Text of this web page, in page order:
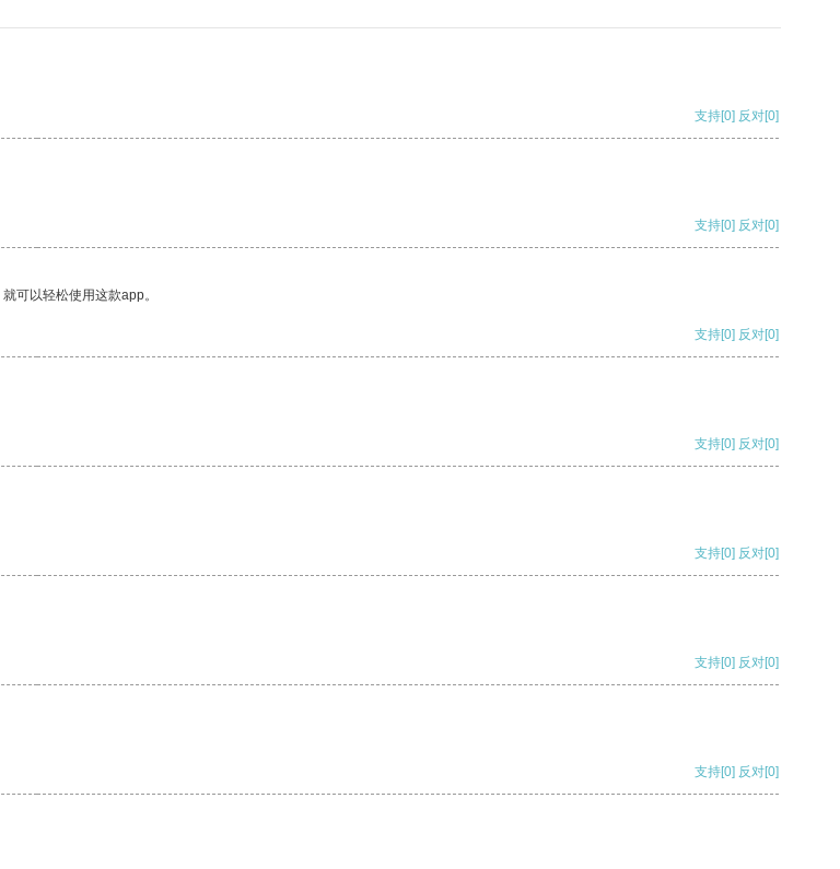
支持[0] 反对[0]
支持[0] 反对[0]
可以轻松使用这款app。
支持[0] 反对[0]
支持[0] 反对[0]
支持[0] 反对[0]
支持[0] 反对[0]
支持[0] 反对[0]